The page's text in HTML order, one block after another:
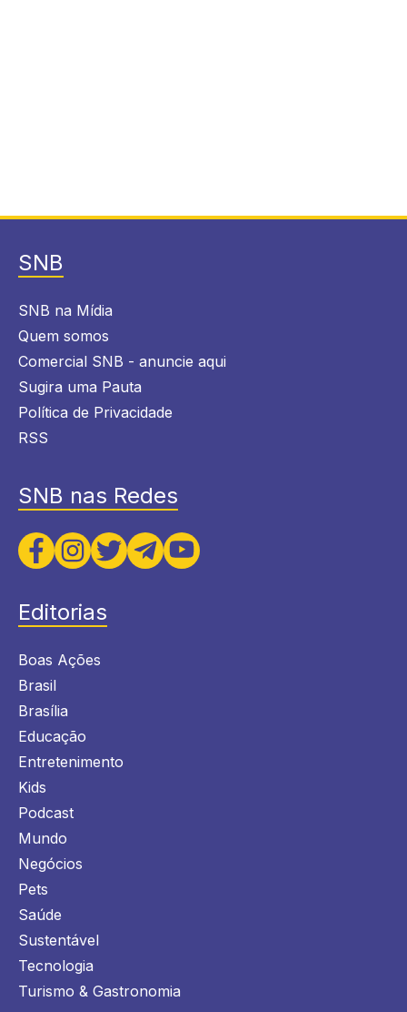
SNB
SNB na Mídia
Quem somos
Comercial SNB - anuncie aqui
Sugira uma Pauta
Política de Privacidade
RSS
SNB nas Redes
Editorias
Boas Ações
Brasil
Brasília
Educação
Entretenimento
Kids
Podcast
Mundo
Negócios
Pets
Saúde
Sustentável
Tecnologia
Turismo & Gastronomia